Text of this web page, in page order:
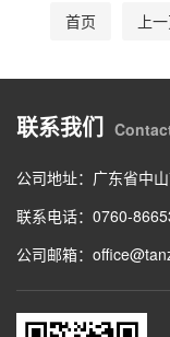
首页 上
联系我们
公司地址：广东省中
联系电话：0760-
公司邮箱：